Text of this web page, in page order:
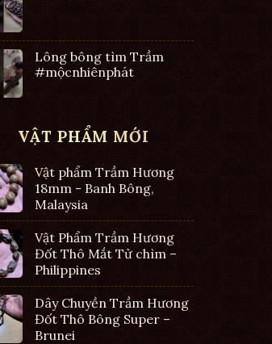
Lông bông tìm Trầm
#mộcnhiênphát
VẬT PHẨM MỚI
Vật phẩm Trầm Hương
18mm - Banh Bông,
Malaysia
Vật Phẩm Trầm Hương
Đốt Thô Mắt Tử chìm –
Philippines
Dây Chuyền Trầm Hương
Đốt Thô Bông Super –
Brunei